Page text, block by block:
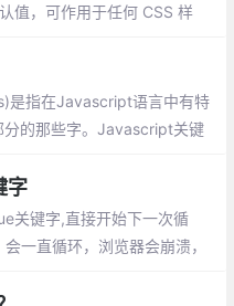
值，可作用于任何 CSS 样
是指在Javascript语言中有特
的那些字。Javascript关键
入过程中出现编译错误
字
关键字,直接开始下一次循
一直循环，浏览器会崩溃，